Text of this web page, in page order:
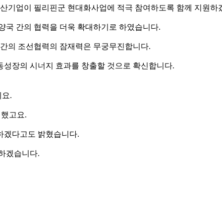
기업이 필리핀군 현대화사업에 적극 참여하도록 함께 지원하
국 간의 협력을 더욱 확대하기로 하였습니다.
의 조선협력의 잠재력은 무궁무진합니다.
장의 시너지 효과를 창출할 것으로 확신합니다.
.
고요.
겠다고도 밝혔습니다.
겠습니다.